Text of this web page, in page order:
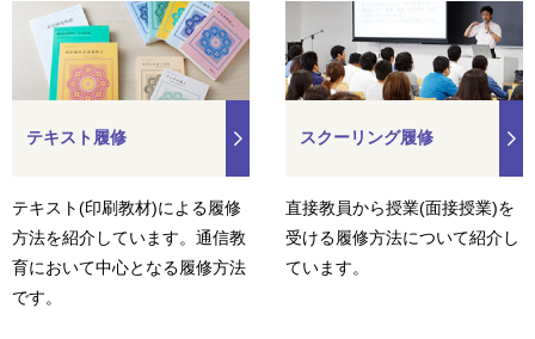
テキスト履修
テキスト(印刷教材)による履修
方法を紹介しています。通信教
育において中心となる履修方法
です。
スクーリング履修
直接教員から授業(面接授業)を
受ける履修方法について紹介し
ています。